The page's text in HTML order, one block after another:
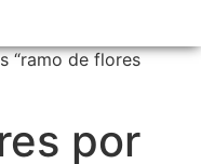
“ramo de flores
por